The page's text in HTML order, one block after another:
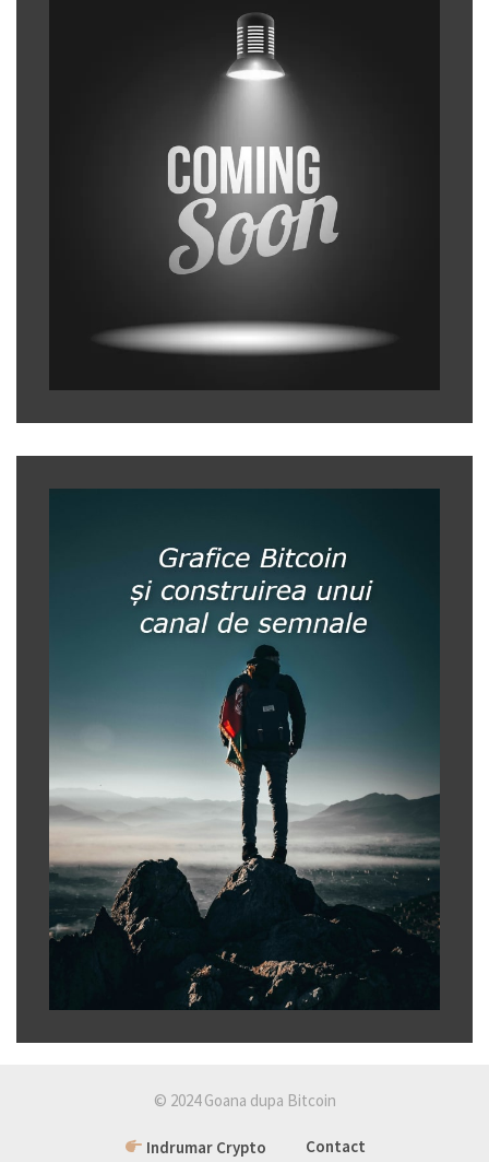
© 2024 Goana dupa Bitcoin
Indrumar Crypto Contact